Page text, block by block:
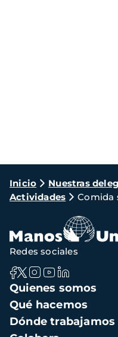
Ruta
de
navegación
Inicio Nuestras
Actividades
Comida
Navegación
principal
Quienes somos
Qué hacemos
Dónde trabajamos
Redes sociales